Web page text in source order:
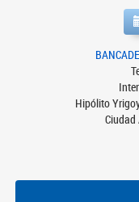
Hipólito
Ciudad